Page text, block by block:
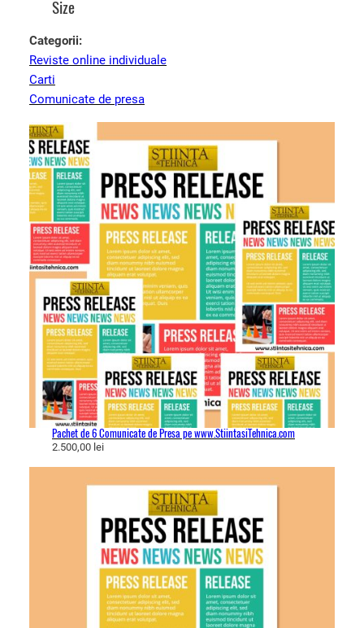
Size
Categorii:
Reviste online individuale
Carti
Comunicate de presa
Pachet de 6 Comunicate de Presa pe www.StiintasiTehnica.com
2.500,00 lei